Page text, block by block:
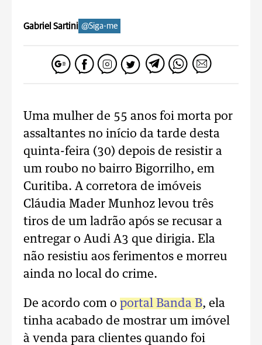
Gabriel Sartini @Siga-me
Uma mulher de 55 anos foi morta por
assaltantes no início da tarde desta
quinta-feira (30) depois de resistir a
um roubo no bairro Bigorrilho, em
Curitiba. A corretora de imóveis
Cláudia Mader Munhoz levou três
tiros de um ladrão após se recusar a
entregar o Audi A3 que dirigia. Ela
não resistiu aos ferimentos e morreu
ainda no local do crime.
De acordo com o portal Banda B, ela
tinha acabado de mostrar um imóvel
à venda para clientes quando foi